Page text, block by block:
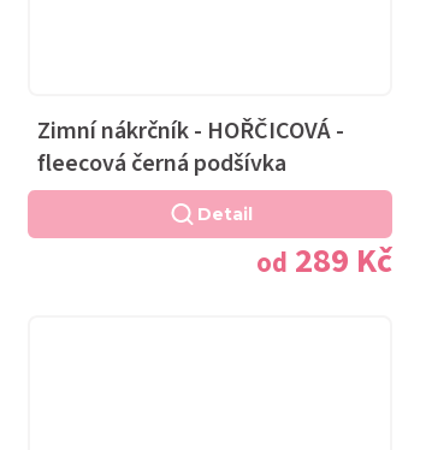
Zimní nákrčník - HOŘČICOVÁ -
fleecová černá podšívka
od 289 Kč
Detail